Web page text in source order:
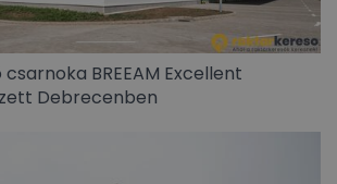
csarnoka BREEAM Excellent
Debrecenben